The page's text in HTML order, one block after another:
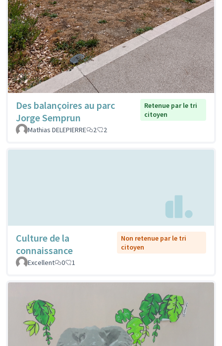
Des balançoires au parc
Jorge Semprun
Retenue par le tri
citoyen
Mathias DELEPIERRE
2 2
Culture de la
connaissance
Non retenue par le tri
citoyen
Excellent
0 1